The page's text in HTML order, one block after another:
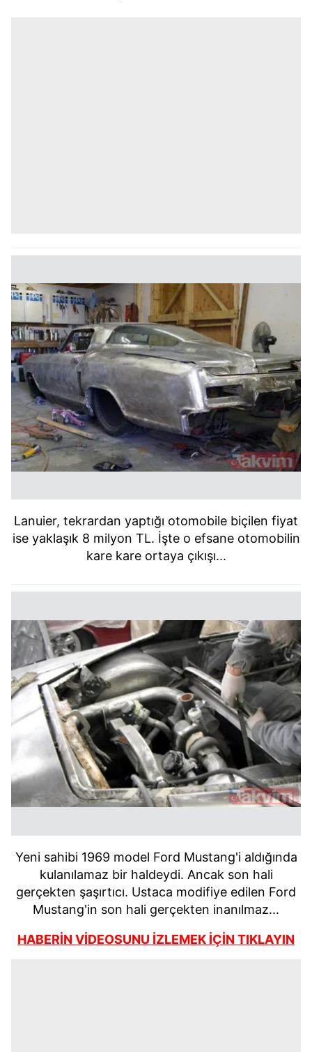
Lanuier, tekrardan yaptığı otomobile biçilen fiyat
ise yaklaşık 8 milyon TL. İşte o efsane otomobilin
kare kare ortaya çıkışı...
Yeni sahibi 1969 model Ford Mustang'i aldığında
kulanılamaz bir haldeydi. Ancak son hali
gerçekten şaşırtıcı. Ustaca modifiye edilen Ford
Mustang'in son hali gerçekten inanılmaz...
HABERİN VİDEOSUNU İZLEMEK İÇİN TIKLAYIN